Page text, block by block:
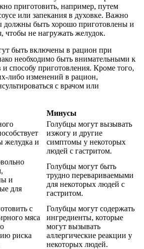
приготовить, например, путем
или запекания в духовке. Важно
должны быть хорошо приготовлены и
чтобы не нагружать желудок.
быть включены в рацион при
необходимо быть внимательными к
способу приготовления. Кроме того,
либо изменений в рацион,
с врачом или
Минусы
желудка и
Голубцы могут вызывать
изжогу и другие
симптомы у некоторых
людей с гастритом.
и
для
Голубцы могут быть
трудно перевариваемыми
для некоторых людей с
гастритом.
с
мяса
риска
Голубцы могут содержать
ингредиенты, которые
могут вызывать
аллергические реакции у
некоторых людей.